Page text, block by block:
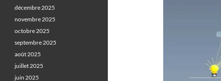
décembre 2025
novembre 2025
octobre 2025
septembre 2025
août 2025
juillet 2025
juin 2025